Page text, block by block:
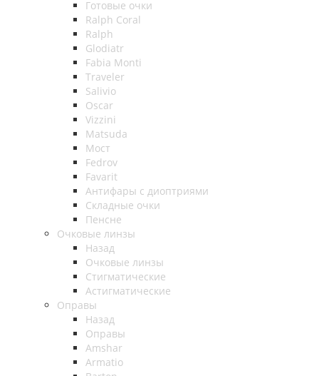
Готовые очки
Ralph Coral
Ralph
Glodiatr
Fabia Monti
Traveler
Salivio
Oscar
Vizzini
Matsuda
Мост
Fedrov
Favarit
Антифары с диоптриями
Складные очки
Пенсне
Очковые линзы
Назад
Очковые линзы
Стигматические
Астигматические
Оправы
Назад
Оправы
Amshar
Armatio